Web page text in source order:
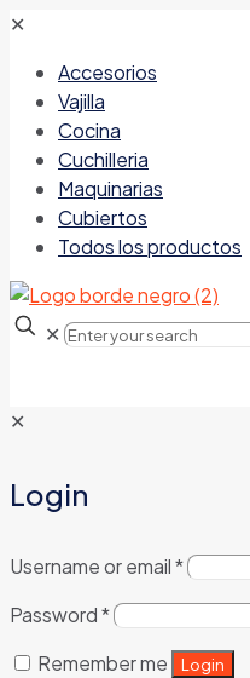
✕
Accesorios
Vajilla
Cocina
Cuchilleria
Maquinarias
Cubiertos
Todos los productos
✕
✕
Login
Username or email*
Password*
Remember me
Login